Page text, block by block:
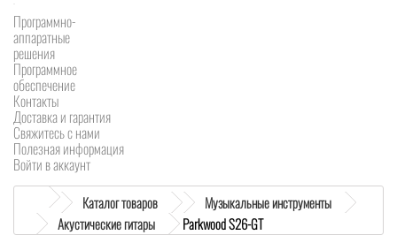
Программно-
аппаратные
решения
Программное
обеспечение
Контакты
Доставка и гарантия
Свяжитесь с нами
Полезная информация
Войти в аккаунт
Каталог товаров
Музыкальные инструменты
Акустические гитары
Parkwood S26-GT